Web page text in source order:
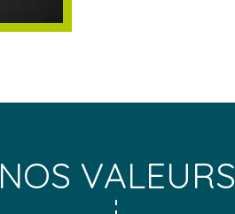
NOS VALEURS